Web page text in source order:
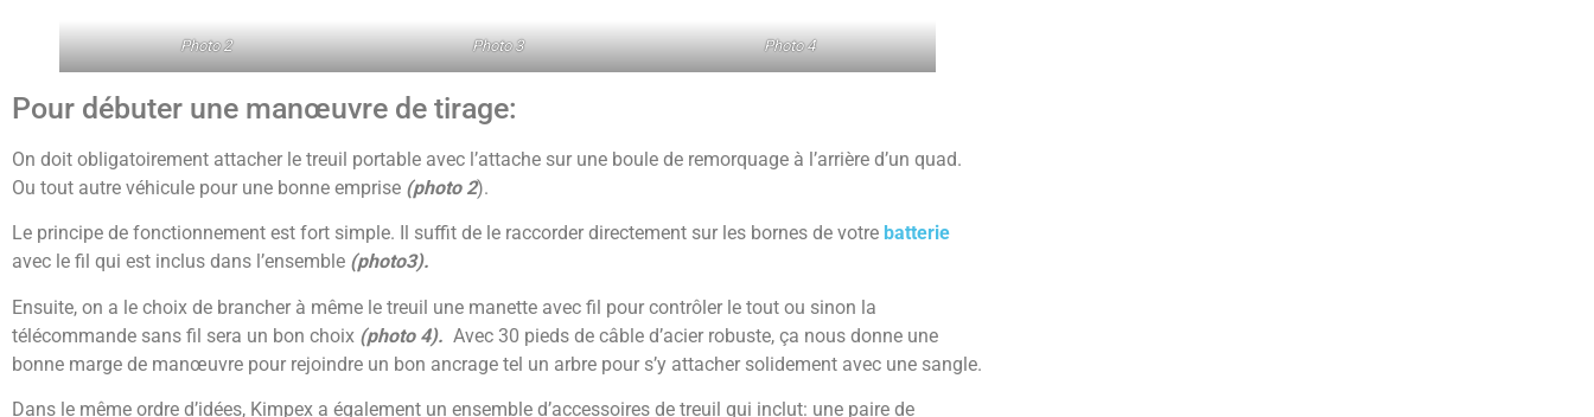
Photo 2 Photo 3 Photo 4
Pour débuter une manœuvre de tirage:
On doit obligatoirement attacher le treuil portable avec l’attache sur une boule de remorquage à l’arrière d’un quad.
Ou tout autre véhicule pour une bonne emprise (photo 2).
Le principe de fonctionnement est fort simple. Il suffit de le raccorder directement sur les bornes de votre batterie
avec le fil qui est inclus dans l’ensemble (photo3).
Ensuite, on a le choix de brancher à même le treuil une manette avec fil pour contrôler le tout ou sinon la
télécommande sans fil sera un bon choix (photo 4). Avec 30 pieds de câble d’acier robuste, ça nous donne une
bonne marge de manœuvre pour rejoindre un bon ancrage tel un arbre pour s’y attacher solidement avec une sangle.
Dans le même ordre d’idées, Kimpex a également un ensemble d’accessoires de treuil qui inclut: une paire de